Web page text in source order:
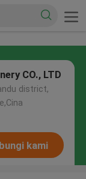
CO., LTD
district,
kami